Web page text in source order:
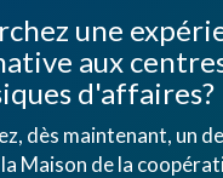
une
aux
d'affaires?
dès maintenant, un
Maison de la